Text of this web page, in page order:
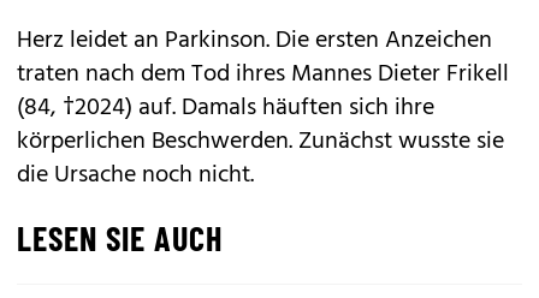
Herz leidet an Parkinson. Die ersten Anzeichen
traten nach dem Tod ihres Mannes Dieter Frikell
(84, †2024) auf. Damals häuften sich ihre
körperlichen Beschwerden. Zunächst wusste sie
die Ursache noch nicht.
LESEN SIE AUCH